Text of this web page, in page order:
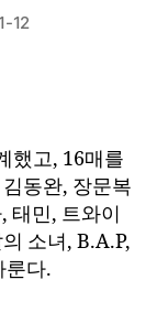
12
했고, 16매를
동완, 장문복
태민, 트와이
소녀, B.A.P,
룬다.